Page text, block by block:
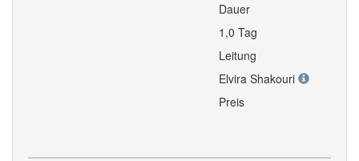
Dauer
1,0 Tag
Leitung
Elvira Shakouri
Preis